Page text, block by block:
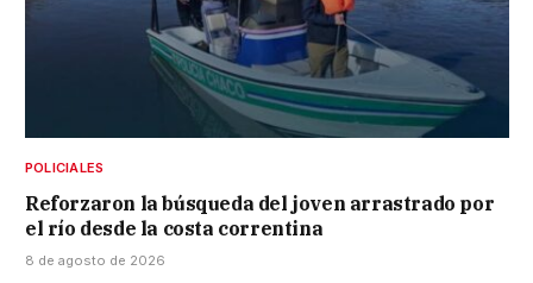
POLICIALES
Reforzaron la búsqueda del joven arrastrado por
el río desde la costa correntina
8 de agosto de 2026